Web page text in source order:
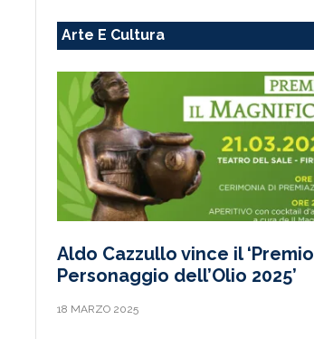
Arte E Cultura
Aldo Cazzullo vince il ‘Premio
Personaggio dell’Olio 2025’
18 MARZO 2025